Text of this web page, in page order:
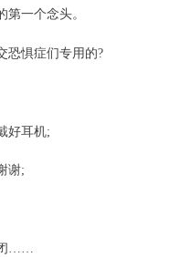
一个念头。
恐惧症们专用的?
好耳机;
谢;
闭……